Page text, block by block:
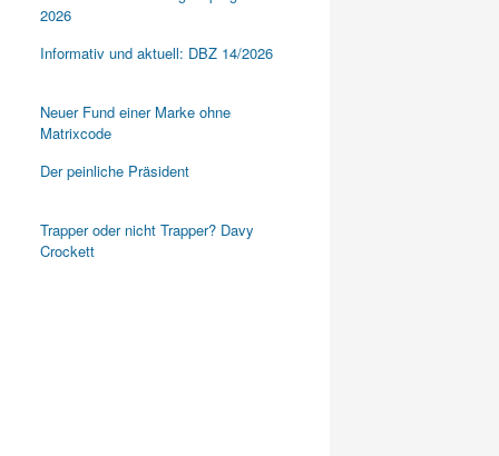
2026
Informativ und aktuell: DBZ 14/2026
Neuer Fund einer Marke ohne
Matrixcode
Der peinliche Präsident
Trapper oder nicht Trapper? Davy
Crockett